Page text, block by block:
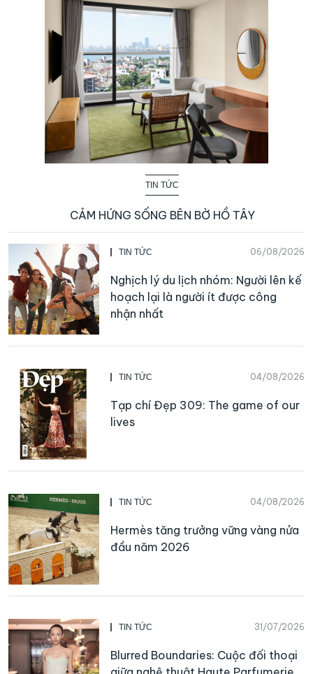
TIN TỨC
CẢM HỨNG SỐNG BÊN BỜ HỒ TÂY
TIN TỨC 06/08/2026
Nghịch lý du lịch nhóm: Người lên kế
hoạch lại là người ít được công
nhận nhất
TIN TỨC 04/08/2026
Tạp chí Đẹp 309: The game of our
lives
TIN TỨC 04/08/2026
Hermès tăng trưởng vững vàng nửa
đầu năm 2026
TIN TỨC 31/07/2026
Blurred Boundaries: Cuộc đối thoại